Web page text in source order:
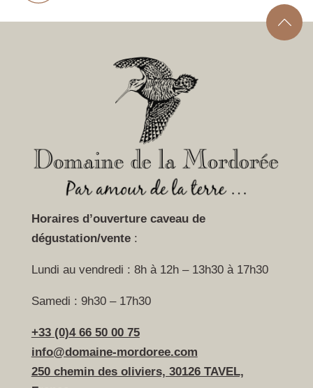
Horaires d’ouverture caveau de
dégustation/vente:
Lundi au vendredi : 8h à 12h – 13h30 à 17h30
Samedi : 9h30 – 17h30
+33 (0)4 66 50 00 75
info@domaine-mordoree.com
250 chemin des oliviers, 30126 TAVEL,